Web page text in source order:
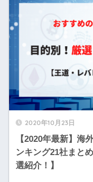
2020年10月23日
【2020年最新】海
ンキング21社まと
選紹介！】